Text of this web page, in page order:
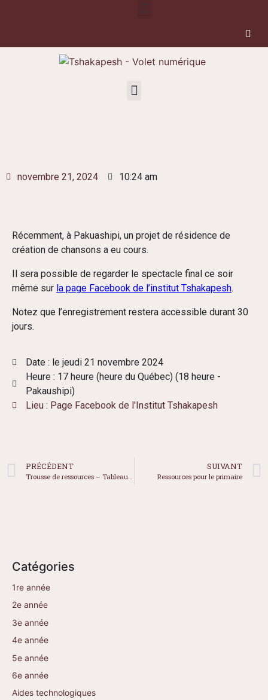
novembre 21, 2024 10:24 am
Récemment, à Pakuashipi, un projet de résidence de
création de chansons a eu cours.
Il sera possible de regarder le spectacle final ce soir
même sur la page Facebook de l’institut Tshakapesh.
Notez que l’enregistrement restera accessible durant 30
jours.
Date : le jeudi 21 novembre 2024
Heure : 17 heure (heure du Québec) (18 heure -
Pakaushipi)
Lieu : Page Facebook de l'Institut Tshakapesh
PRÉCÉDENT
Trousse de ressources – Tableau – Chaire-réseau de recherche sur la jeunesse du Québec
SUIVANT
Ressources pour le primaire
Catégories
1re année
2e année
3e année
4e année
5e année
6e année
Aides technologiques